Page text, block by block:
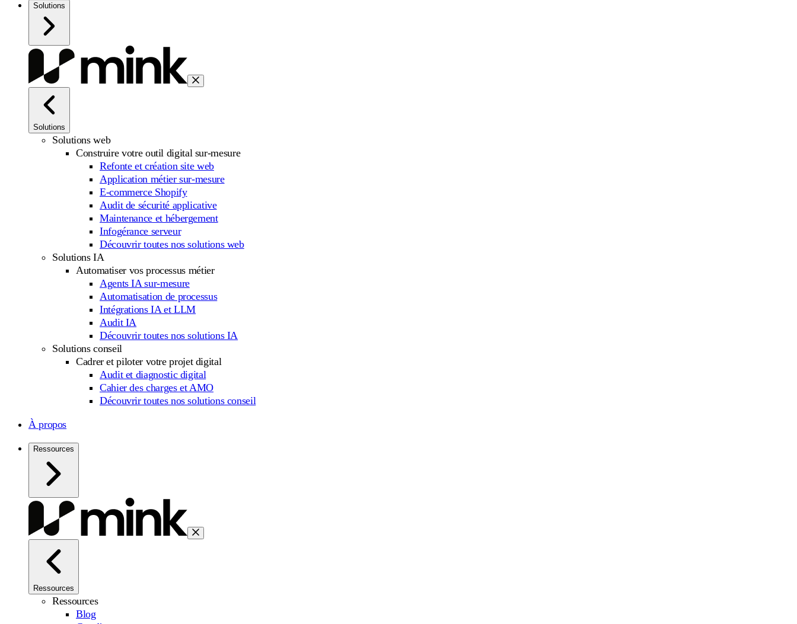
Solutions
Solutions
Solutions web
Construire votre outil digital sur-mesure
Refonte et création site web
Application métier sur-mesure
E-commerce Shopify
Audit de sécurité applicative
Maintenance et hébergement
Infogérance serveur
Découvrir toutes nos solutions web
Solutions IA
Automatiser vos processus métier
Agents IA sur-mesure
Automatisation de processus
Intégrations IA et LLM
Audit IA
Découvrir toutes nos solutions IA
Solutions conseil
Cadrer et piloter votre projet digital
Audit et diagnostic digital
Cahier des charges et AMO
Découvrir toutes nos solutions conseil
À propos
Ressources
Ressources
Ressources
Blog